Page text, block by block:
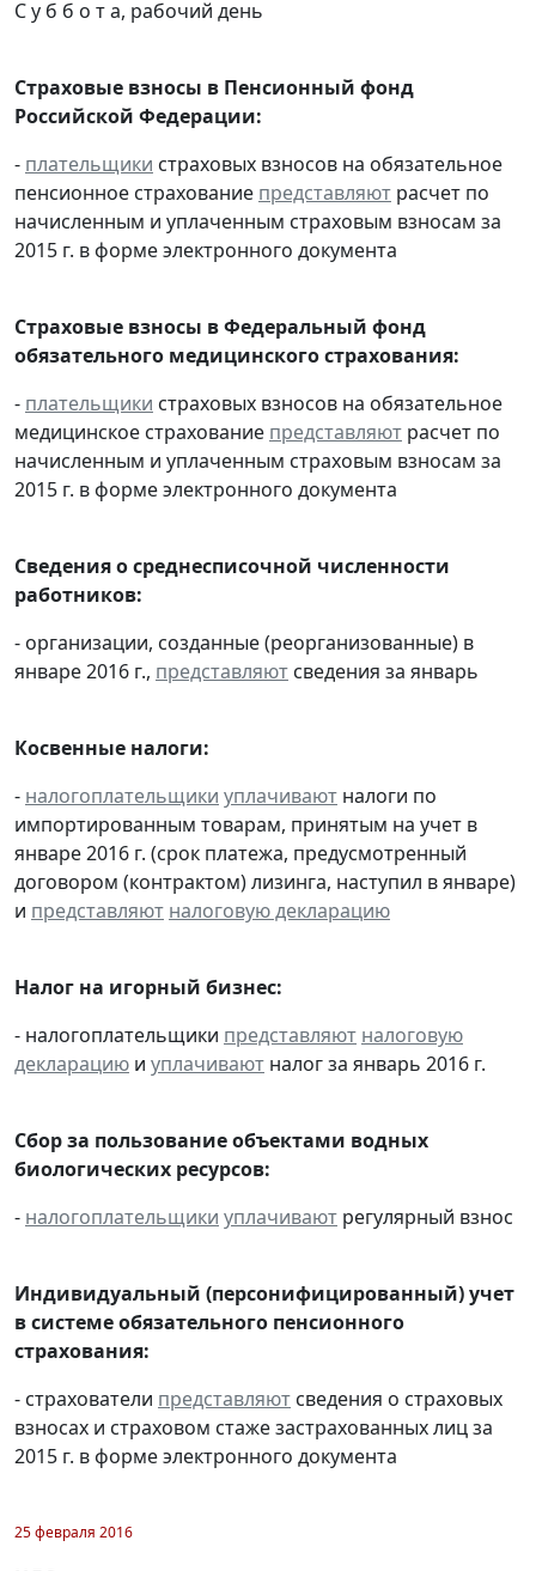
С у б б о т а, рабочий день
Страховые взносы в Пенсионный фонд
Российской Федерации:
- плательщики страховых взносов на обязательное
пенсионное страхование представляют расчет по
начисленным и уплаченным страховым взносам за
2015 г. в форме электронного документа
Страховые взносы в Федеральный фонд
обязательного медицинского страхования:
- плательщики страховых взносов на обязательное
медицинское страхование представляют расчет по
начисленным и уплаченным страховым взносам за
2015 г. в форме электронного документа
Сведения о среднесписочной численности
работников:
- организации, созданные (реорганизованные) в
январе 2016 г., представляют сведения за январь
Косвенные налоги:
- налогоплательщики уплачивают налоги по
импортированным товарам, принятым на учет в
январе 2016 г. (срок платежа, предусмотренный
договором (контрактом) лизинга, наступил в январе)
и представляют налоговую декларацию
Налог на игорный бизнес:
- налогоплательщики представляют налоговую
декларацию и уплачивают налог за январь 2016 г.
Сбор за пользование объектами водных
биологических ресурсов:
- налогоплательщики уплачивают регулярный взнос
Индивидуальный (персонифицированный) учет
в системе обязательного пенсионного
страхования:
- страхователи представляют сведения о страховых
взносах и страховом стаже застрахованных лиц за
2015 г. в форме электронного документа
25 февраля 2016